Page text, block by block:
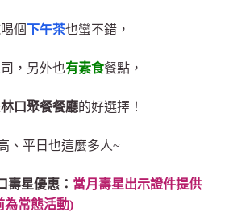
個 下午茶也蠻不錯，
，另外也有素食餐點，
林口聚餐餐廳的好選擇！
、平日也這麼多人~
壽星優惠： 當月壽星出示證件提供
為常態活動)